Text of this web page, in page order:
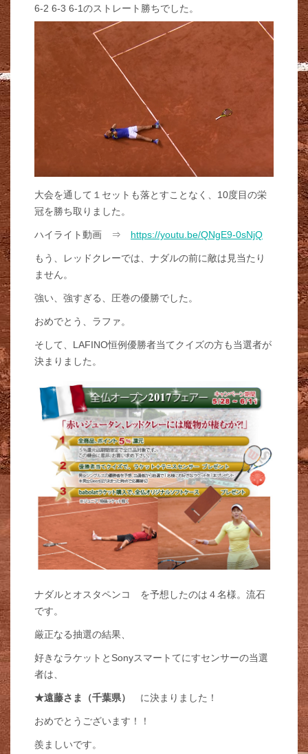
6-2 6-3 6-1のストレート勝ちでした。
大会を通して１セットも落とすことなく、10度目の栄
冠を勝ち取りました。
ハイライト動画 ⇒ https://youtu.be/QNgE9-0sNjQ
もう、レッドクレーでは、ナダルの前に敵は見当たり
ません。
強い、強すぎる、圧巻の優勝でした。
おめでとう、ラファ。
そして、LAFINO恒例優勝者当てクイズの方も当選者が
決まりました。
ナダルとオスタペンコ を予想したのは４名様。流石
です。
厳正なる抽選の結果、
好きなラケットとSonyスマートてにすセンサーの当選
者は、
★遠藤さま（千葉県） に決まりました！
おめでとうございます！！
羨ましいです。